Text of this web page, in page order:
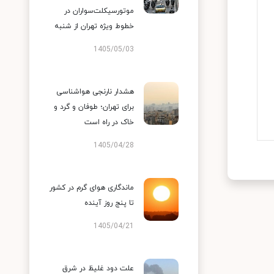
موتورسیکلت‌سواران در
خطوط ویژه تهران از شنبه
1405/05/03
هشدار نارنجی هواشناسی
برای تهران؛ طوفان و گرد و
خاک در راه است
1405/04/28
ماندگاری هوای گرم در کشور
تا پنج روز آینده
1405/04/21
علت دود غلیظ در شرق